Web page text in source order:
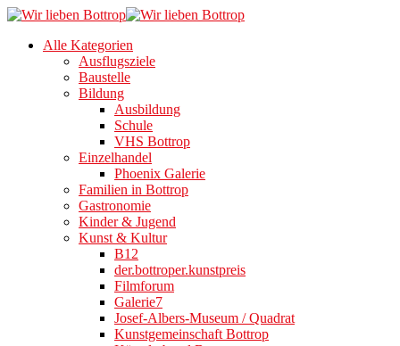
Alle Kategorien
Ausflugsziele
Baustelle
Bildung
Ausbildung
Schule
VHS Bottrop
Einzelhandel
Phoenix Galerie
Familien in Bottrop
Gastronomie
Kinder & Jugend
Kunst & Kultur
B12
der.bottroper.kunstpreis
Filmforum
Galerie7
Josef-Albers-Museum / Quadrat
Kunstgemeinschaft Bottrop